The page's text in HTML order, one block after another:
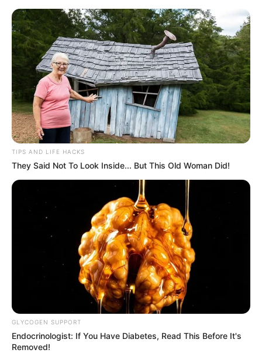
HOME
INSPIRASI
STYLE
FILM &
SERIES
NGAKAK
QUOTES
HYPE
MORE
TIPS AND LIFE HACKS
They Said Not To Look Inside... But This Old Woman Did!
GLYCOGEN SUPPORT
Endocrinologist: If You Have Diabetes, Read This Before It's
Removed!